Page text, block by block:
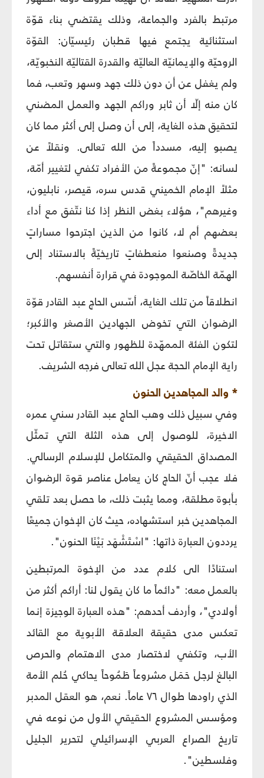
مرتبط بالفرد والجماعة، وذلك يقتضي بناء قوّة
استثنائية يجتمع فيها قطبان رئيسيّان: القوّة
الروحيّة والإيمانيّة العاليّة والقدرة القتاليّة النخبويّة،
ولم يغفل عن أن دون ذلك جهد وسهر وتعب، فما
كان منه إلّا أن ثابر وراكم الجهد والعمل المضني
لتحقيق هذه الغاية، إلى أن وصل إلى أكثر مما كان
يصبو إليه، مسدداً من الله تعالى. ونقلاً عن
لسانه: "إنّ مجموعةً من الأفراد تكفي لتغيير أمّة،
مثلاً الإمام الخميني قدس سره، قيصر، نابليون،
وغيرهم"، هؤلاء بغض النظر إذا كنا نتّفق مع أداء
بعضهم أم لا، كانوا من الذين اجترحوا مساراتٍ
جديدةً وصنعوا منعطفاتٍ تاريخيّةً بالاستناد إلى
الهمّة الخاصّة الموجودة في قرارة أنفسهم.
انطلاقاً من تلك الغاية، أسّس الحاج عبد القادر قوّة
الرضوان التي تخوض الجهادين الأصغر والأكبر؛
لتكون الفئة الممهّدة للظهور والتي ستقاتل تحت
راية الإمام الحجة عجل الله تعالى فرجه الشريف.
* والد المجاهدين الحنون
وفي سبيل ذلك وهب الحاج عبد القادر سني عمره
الاخيرة، للوصول إلى هذه الثلة التي تمثّل
المصداق الحقيقي والمتكامل للإسلام الرسالي.
فلا عجب أنّ الحاج كان يعامل عناصر قوة الرضوان
بأبوة مطلقة، ومما يثبت ذلك، ما حصل بعد تلقي
المجاهدين خبر استشهاده، حيث كان الإخوان جميعًا
يرددون العبارة ذاتها: "اسْتَشْهَد بَيْنَا الحنون".
استنادًا الى كلام عدد من الإخوة المرتبطين
بالعمل معه: "دائماً ما كان يقول لنا: أراكم أكثر من
أولادي"، وأردف أحدهم: "هذه العبارة ‏الوجيزة إنما
تعكس مدى ‏حقيقة العلاقة الأبوية مع القائد
الأب، وتكفي لاختصار مدى الاهتمام والحرص
‏البالغ ‏لرجل حَمَل مشروعاً طَمُوحاً يحاكي حُلم الأمة
الذي راودها ‏طوال ٧٦ عاماً. نعم، هو ‏العقل المدبر
ومؤسس المشروع الحقيقي ‏الأول من نوعه ‏في
تاريخ الصراع العربي الإسرائيلي لتحرير الجليل
وفلسطين".